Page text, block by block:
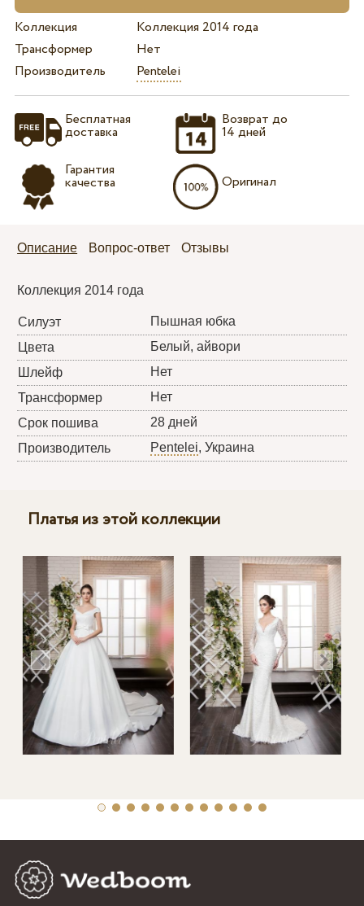
Коллекция
Коллекция 2014 года
Трансформер
Нет
Производитель
Pentelei
Бесплатная
доставка
Гарантия
качества
Возврат до
14 дней
Оригинал
Описание Вопрос-ответ Отзывы
Коллекция 2014 года
Силуэт
Пышная юбка
Цвета
Белый, айвори
Шлейф
Нет
Трансформер
Нет
Срок пошива
28 дней
Производитель
Pentelei, Украина
Платья из этой коллекции